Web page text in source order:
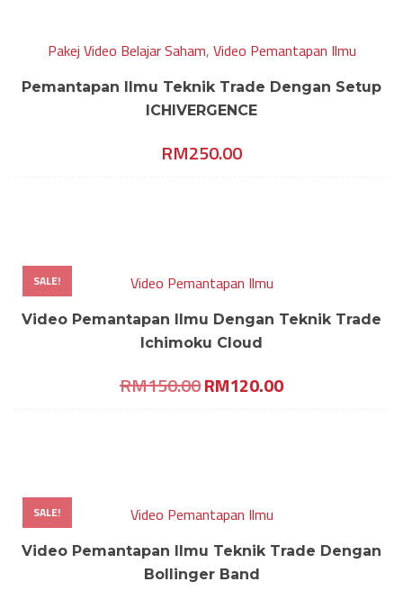
Pakej Video Belajar Saham, Video Pemantapan Ilmu
Pemantapan Ilmu Teknik Trade Dengan Setup
ICHIVERGENCE
RM250.00
SALE! Video Pemantapan Ilmu
Video Pemantapan Ilmu Dengan Teknik Trade
Ichimoku Cloud
RM150.00Original
RM120.00Current
SALE! Video Pemantapan Ilmu
Video Pemantapan Ilmu Teknik Trade Dengan
Bollinger Band